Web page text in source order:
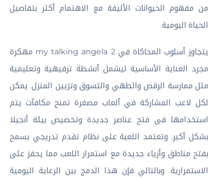
من مفهوم الحيوانات الأليفة مع الاهتمام أكثر بتفاصيل
الحياة اليومية.
يتجاوز أسلوب المحاكاة في my talking angela 2 مهكرة
مجرد العناية الأساسية ليشمل أنشطة ترفيهية وتعليمية
مثل ممارسة الرقص والطهي والتسوق وتزيين المنزل. يمكن
لكل لاعب المشاركة في ألعاب مصغرة تمنح مكافآت يتم
استخدامها فى فتح عناصر جديدة وتخصيص بيئة أنجيلا
بشكل أكبر. وتعتمد اللعبة على نظام تقدم تدريجي يسمح
بفتح مناطق وأزياء جديدة مع استمرار اللعب مما يحفز على
الاستمرارية. وبالتالي فإن هذا الدمج بين الرعاية اليومية